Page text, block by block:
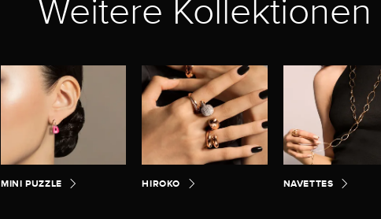
Weitere Kollektionen
MINI PUZZLE HIROKO NAVETTES